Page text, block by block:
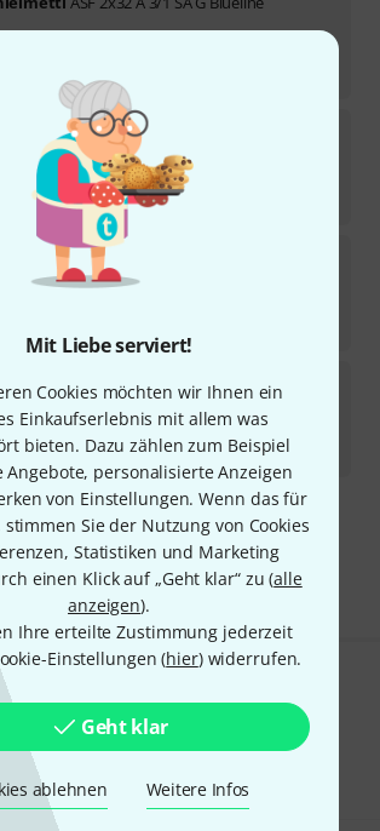
Mit Liebe serviert!
Cookies möchten wir Ihnen ein
Einkaufserlebnis mit allem was
bieten. Dazu zählen zum Beispiel
Angebote, personalisierte Anzeigen
von Einstellungen. Wenn das für
stimmen Sie der Nutzung von Cookies
Statistiken und Marketing
einen Klick auf „Geht klar“ zu (alle
anzeigen).
Ihre erteilte Zustimmung jederzeit
Einstellungen (hier) widerrufen.
Geht klar
ablehnen Weitere Infos
Patch Cable 3pin 180cm, gb
Sofort lieferbar
Patch Cable 3pin 180cm, rt
lieferbar
€
Kostenloser Versand ab 29 €
Alle Preise inkl. MwSt.
Ihnen, was Sie sehen?
Hilfe & Feedback